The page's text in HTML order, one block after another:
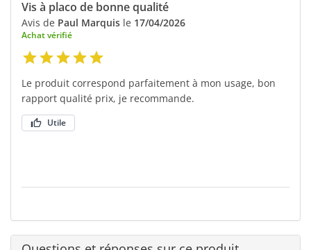
Vis à placo de bonne qualité
Avis de Paul Marquis le 17/04/2026
Achat vérifié
Le produit correspond parfaitement à mon usage, bon
rapport qualité prix, je recommande.
Utile